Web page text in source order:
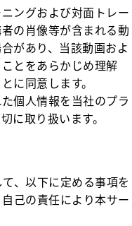
ングおよび対面トレー
の肖像等が含まれる動
があり、当該動画およ
とをあらかじめ理解
に同意します。
個人情報を当社のプラ
に取り扱います。
、以下に定める事項を
己の責任により本サー